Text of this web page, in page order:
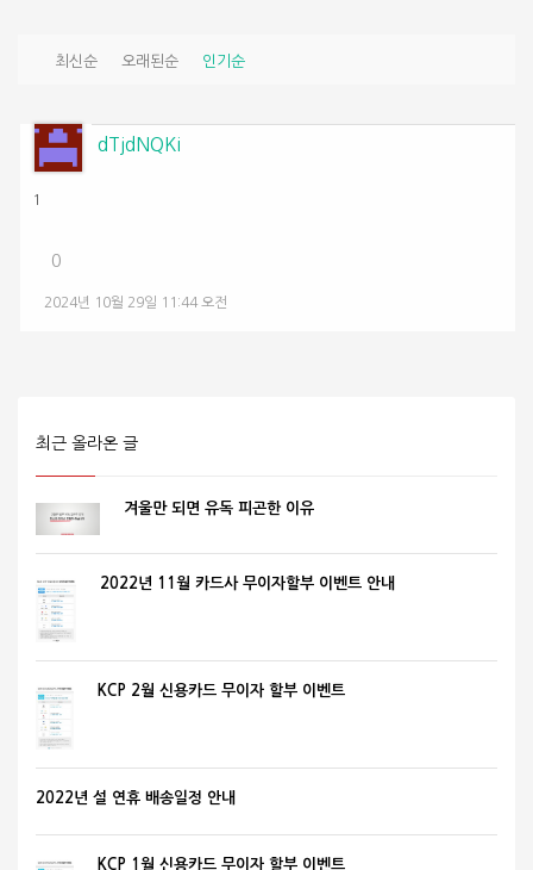
최신순 오래된순 인기순
dTjdNQKi
1
0
2024년 10월 29일 11:44 오전
최근 올라온 글
겨울만 되면 유독 피곤한 이유
2022년 11월 카드사 무이자할부 이벤트 안내
KCP 2월 신용카드 무이자 할부 이벤트
2022년 설 연휴 배송일정 안내
KCP 1월 신용카드 무이자 할부 이벤트